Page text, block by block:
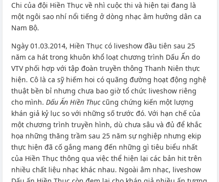
Chi của đội Hiền Thục về nhì cuộc thi và hiện tại đang là
một ngôi sao nhí nổi tiếng ở dòng nhạc âm hưởng dân ca
Nam Bộ.
Ngày 01.03.2014, Hiền Thục có liveshow đầu tiên sau 25
năm ca hát trong khuôn khổ loạt chương trình Dấu Ấn do
VTV phối hợp với tập đoàn truyền thông Thanh Niên thực
hiện. Cô là ca sỹ hiếm hoi có quãng đường hoạt động nghệ
thuật bền bỉ nhưng chưa bao giờ tổ chức liveshow riêng
cho mình. Dấu Ấn Hiền Thụccũng chứng kiến một lượng
khán giả kỷ lục so với những số trước đó. Với hạn chế của
một chương trình truyền hình, dù chưa sâu và đủ để khắc
họa những thăng trầm sau 25 năm sự nghiệp nhưng ekip
thực hiện đã cố gắng mang đến những gì tiêu biểu nhất
của Hiền Thục thông qua việc thể hiện lại các bản hit trên
nhiều chất liệu nhạc khác nhau. Ngoài âm nhạc, liveshow